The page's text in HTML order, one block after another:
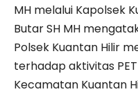
MH melalui Kapolsek
Butar SH MH
Polsek Kuantan Hilir
terhadap aktivitas
Kecamatan Kuantan